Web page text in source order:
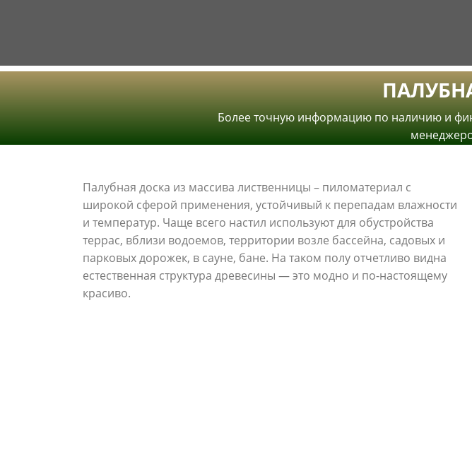
Более точную информацию по наличию и
Палубная доска из массива лиственницы – пиломатериал с
широкой сферой применения, устойчивый к перепадам влажности
и температур. Чаще всего настил используют для обустройства
террас, вблизи водоемов, территории возле бассейна, садовых и
парковых дорожек, в сауне, бане. На таком полу отчетливо видна
естественная структура древесины — это модно и по-настоящему
красиво.